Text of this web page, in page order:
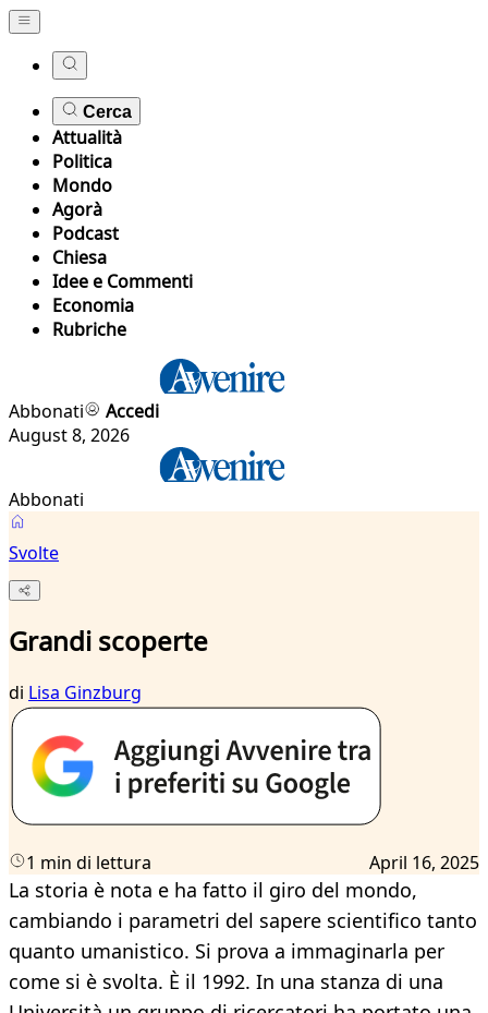
Cerca
Attualità
Politica
Mondo
Agorà
Podcast
Chiesa
Idee e Commenti
Economia
Rubriche
Abbonati
Accedi
August 8, 2026
Abbonati
Svolte
Grandi scoperte
di Lisa Ginzburg
1 min di lettura April 16, 2025
La storia è nota e ha fatto il giro del mondo,
cambiando i parametri del sapere scientifico tanto
quanto umanistico. Si prova a immaginarla per
come si è svolta. È il 1992. In una stanza di una